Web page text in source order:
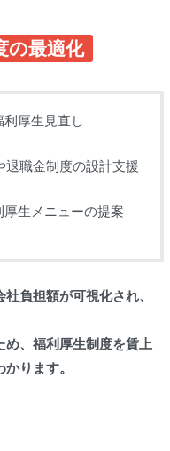
の最適化
利厚生見直し
退職金制度の設計支援
厚生メニューの提案
負担額が可視化され、
、福利厚生制度を賃上
ります。